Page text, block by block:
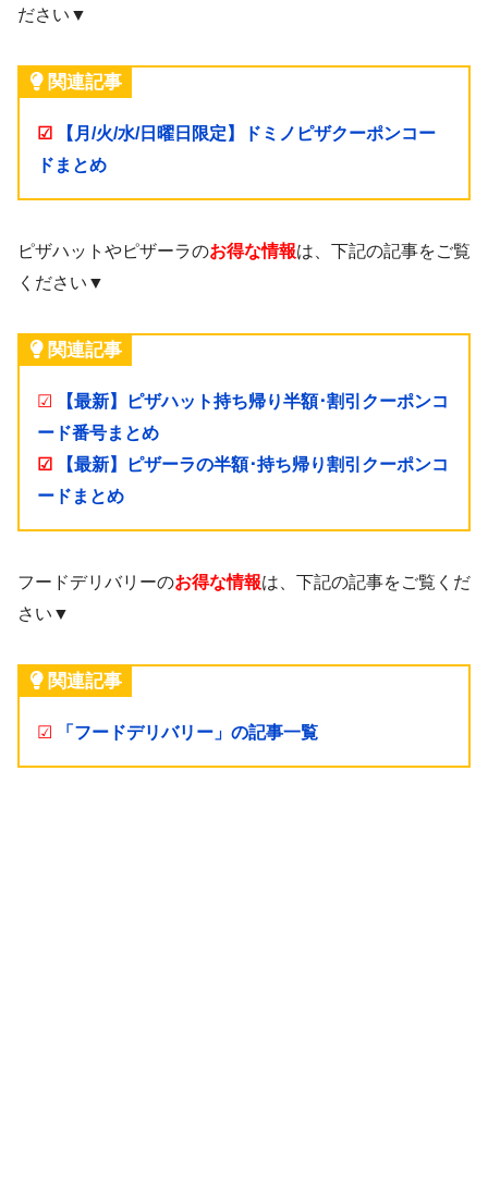
ださい▼
関連記事
☑
【月/火/水/日曜日限定】ドミノピザクーポンコー
ドまとめ
ピザハットやピザーラのお得な情報は、下記の記事をご覧
ください▼
関連記事
☑
【最新】ピザハット持ち帰り半額･割引クーポンコ
ード番号まとめ
☑
【最新】ピザーラの半額･持ち帰り割引クーポンコ
ードまとめ
フードデリバリーのお得な情報は、下記の記事をご覧くだ
さい▼
関連記事
☑ 「フードデリバリー」の記事一覧